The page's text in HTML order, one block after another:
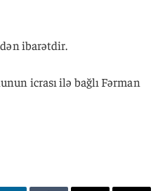
ibarətdir.
icrası ilə bağlı Fərman